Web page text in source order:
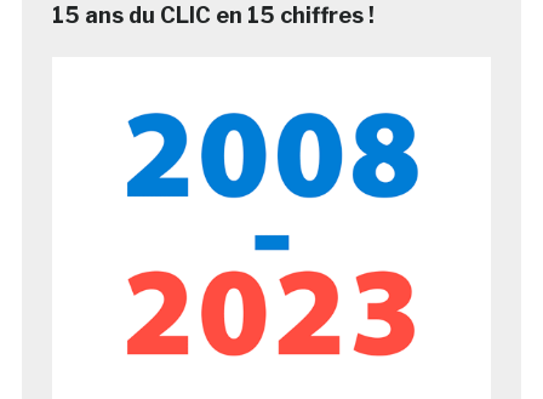
15 ans du CLIC en 15 chiffres !